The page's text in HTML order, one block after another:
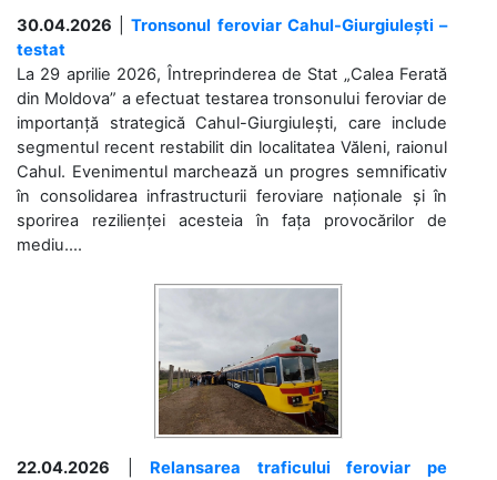
30.04.2026 |Tronsonul feroviar Cahul-Giurgiulești –
testat
La 29 aprilie 2026, Întreprinderea de Stat „Calea Ferată
din Moldova” a efectuat testarea tronsonului feroviar de
importanță strategică Cahul-Giurgiulești, care include
segmentul recent restabilit din localitatea Văleni, raionul
Cahul. Evenimentul marchează un progres semnificativ
în consolidarea infrastructurii feroviare naționale și în
sporirea rezilienței acesteia în fața provocărilor de
mediu....
22.04.2026
Relansarea traficului feroviar pe